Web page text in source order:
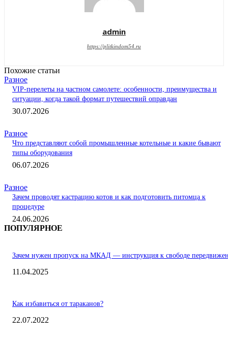
admin
https://plitkindom54.ru
Похожие статьи
Разное
VIP-перелеты на частном самолете: особенности, преимущества и
ситуации, когда такой формат путешествий оправдан
30.07.2026
Разное
Что представляют собой промышленные котельные и какие бывают
типы оборудования
06.07.2026
Разное
Зачем проводят кастрацию котов и как подготовить питомца к
процедуре
24.06.2026
ПОПУЛЯРНОЕ
Зачем нужен пропуск на МКАД — инструкция к свободе
11.04.2025
Как избавиться от тараканов?
22.07.2022